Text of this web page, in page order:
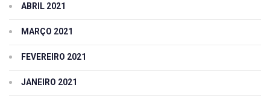
ABRIL 2021
MARÇO 2021
FEVEREIRO 2021
JANEIRO 2021